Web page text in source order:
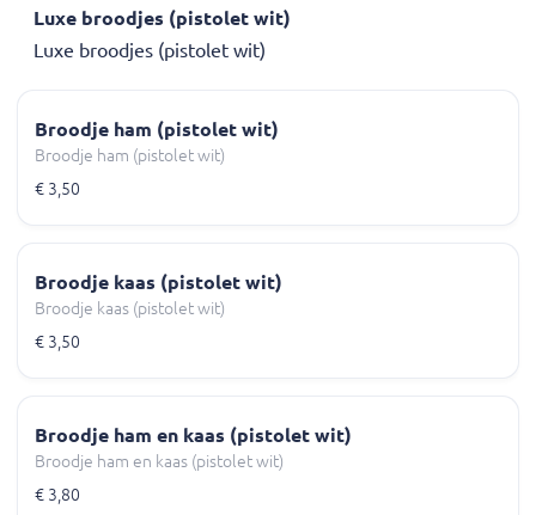
Luxe broodjes (pistolet wit)
Luxe broodjes (pistolet wit)
Broodje ham (pistolet wit)
Broodje ham (pistolet wit)
€ 3,50
Broodje kaas (pistolet wit)
Broodje kaas (pistolet wit)
€ 3,50
Broodje ham en kaas (pistolet wit)
Broodje ham en kaas (pistolet wit)
€ 3,80